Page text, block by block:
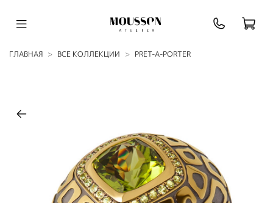
ГЛАВНАЯ ВСЕ КОЛЛЕКЦИИ PRET-A-PORTER